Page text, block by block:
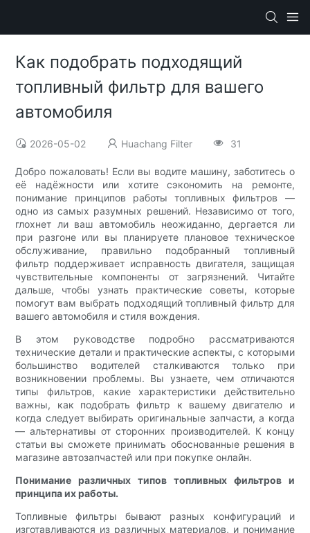
Как подобрать подходящий
топливный фильтр для вашего
автомобиля
2026-05-02 Huachang Filter 31
Добро пожаловать! Если вы водите машину, заботитесь о
её надёжности или хотите сэкономить на ремонте,
понимание принципов работы топливных фильтров —
одно из самых разумных решений. Независимо от того,
глохнет ли ваш автомобиль неожиданно, дергается ли
при разгоне или вы планируете плановое техническое
обслуживание, правильно подобранный топливный
фильтр поддерживает исправность двигателя, защищая
чувствительные компоненты от загрязнений. Читайте
дальше, чтобы узнать практические советы, которые
помогут вам выбрать подходящий топливный фильтр для
вашего автомобиля и стиля вождения.
В этом руководстве подробно рассматриваются
технические детали и практические аспекты, с которыми
большинство водителей сталкиваются только при
возникновении проблемы. Вы узнаете, чем отличаются
типы фильтров, какие характеристики действительно
важны, как подобрать фильтр к вашему двигателю и
когда следует выбирать оригинальные запчасти, а когда
— альтернативы от сторонних производителей. К концу
статьи вы сможете принимать обоснованные решения в
магазине автозапчастей или при покупке онлайн.
Понимание различных типов топливных фильтров и
принципа их работы.
Топливные фильтры бывают разных конфигураций и
изготавливаются из различных материалов, и понимание